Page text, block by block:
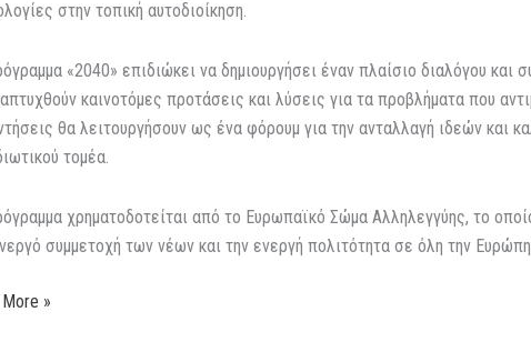
στην τοπική αυτοδιοίκηση.
«2040» επιδιώκει να δημιουργήσει έναν πλαίσιο διαλόγου
καινοτόμες προτάσεις και λύσεις για τα προβλήματα που
θα λειτουργήσουν ως ένα φόρουμ για την ανταλλαγή ιδεών και
τομέα.
χρηματοδοτείται από το Ευρωπαϊκό Σώμα Αλληλεγγύης, το
συμμετοχή των νέων και την ενεργή πολιτότητα σε όλη την
»